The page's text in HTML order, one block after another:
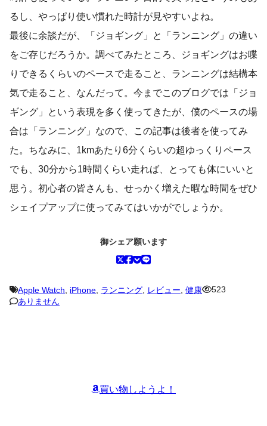
るし、やっぱり使い慣れた時計が見やすいよね。
最後に余談だが、「ジョギング」と「ランニング」の違い
をご存じだろうか。調べてみたところ、ジョギングはお喋
りできるくらいのペースで走ること、ランニングは結構本
気で走ること、なんだって。今までこのブログでは「ジョ
ギング」という表現を多く使ってきたが、僕のペースの場
合は「ランニング」なので、この記事は後者を使ってみ
た。ちなみに、1kmあたり6分くらいの超ゆっくりペース
でも、30分から1時間くらい走れば、とっても体にいいと
思う。初心者の皆さんも、せっかく増えた暇な時間をぜひ
シェイプアップに使ってみてはいかがでしょうか。
御シェア願います
Apple Watch iPhone ランニング レビュー 健康
523
ありません
買い物しようよ！